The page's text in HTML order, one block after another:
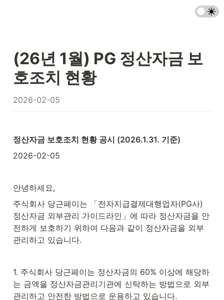
(26년 1월) PG 정산자금 보
호조치 현황
2026-02-05
정산자금 보호조치 현황 공시 (2026.1.31. 기준)
2026-02-05
안녕하세요,
주식회사 당근페이는 「전자지급결제대행업자(PG사)
정산자금 외부관리 가이드라인」에 따라 정산자금을 안
전하게 보호하기 위하여 다음과 같이 정산자금을 외부
관리하고 있습니다.
1. 주식회사 당근페이는 정산자금의 60% 이상에 해당하
는 금액을 정산자금관리기관에 신탁하는 방법으로 외부
관리하고 안전한 방법으로 운용하고 있습니다.